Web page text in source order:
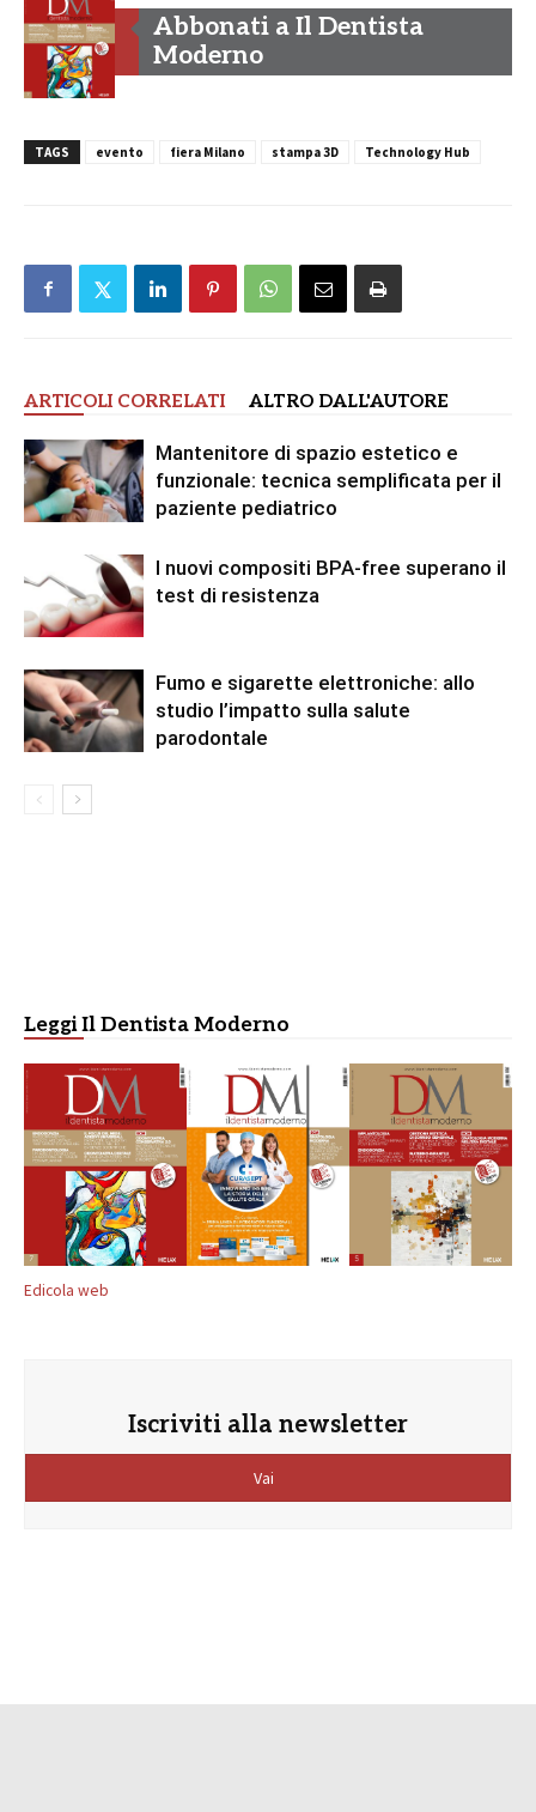
Abbonati a Il Dentista
Moderno
TAGS evento fiera Milano stampa 3D Technology Hub
ARTICOLI CORRELATI ALTRO DALL'AUTORE
Mantenitore di spazio estetico e
funzionale: tecnica semplificata per il
paziente pediatrico
I nuovi compositi BPA-free superano il
test di resistenza
Fumo e sigarette elettroniche: allo
studio l’impatto sulla salute
parodontale
Leggi Il Dentista Moderno
Edicola web
Iscriviti alla newsletter
Vai